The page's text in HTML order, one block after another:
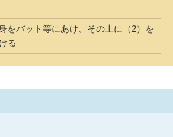
をバット等にあけ、その上に（2）を
る